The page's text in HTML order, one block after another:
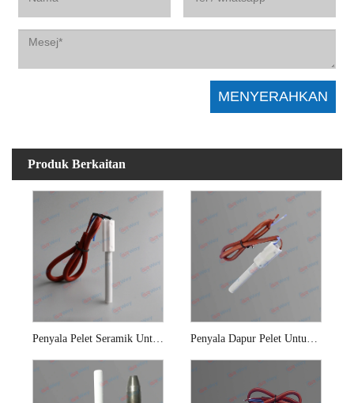
Produk Berkaitan
Penyala Pelet Seramik Untuk Pembakar Pelet Serpihan Kayu